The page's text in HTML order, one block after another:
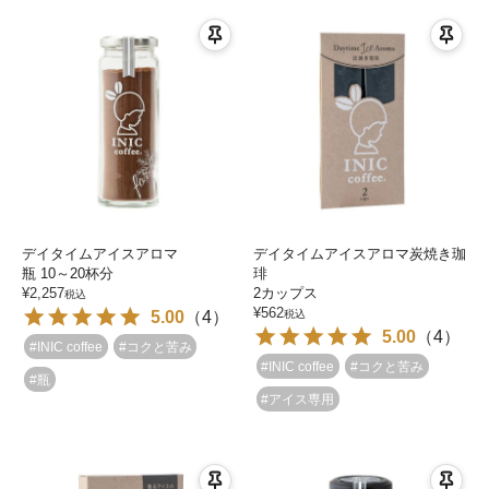
デイタイムアイスアロマ
瓶 10～20杯分
¥2,257税込
5.00 （4）
#INIC coffee #コクと苦み
#瓶
デイタイムアイスアロマ炭焼き珈
琲
2カップス
¥562税込
5.00 （4）
#INIC coffee #コクと苦み
#アイス専用